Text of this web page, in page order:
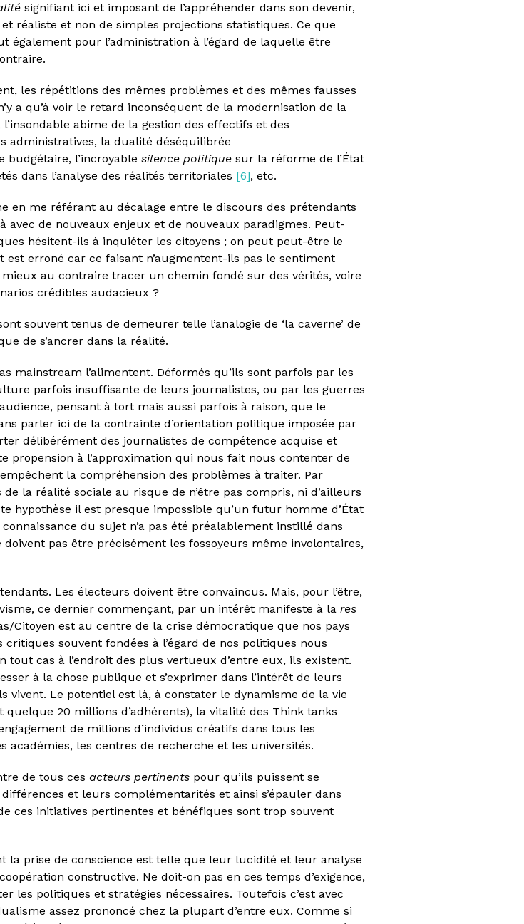
signifiant ici et imposant de l’appréhender dans son devenir,
réaliste et non de simples projections statistiques. Ce que
également pour l’administration à l’égard de laquelle être
les répétitions des mêmes problèmes et des mêmes fausses
a qu’à voir le retard inconséquent de la modernisation de la
abime de la gestion des effectifs et des
administratives, la dualité déséquilibrée
l’incroyable silence politique sur la réforme de l’État
dans l’analyse des réalités territoriales [6], etc.
en me référant au décalage entre le discours des prétendants
avec de nouveaux enjeux et de nouveaux paradigmes. Peut-
hésitent-ils à inquiéter les citoyens ; on peut peut-être le
erroné car ce faisant n’augmentent-ils pas le sentiment
au contraire tracer un chemin fondé sur des vérités, voire
crédibles audacieux ?
souvent tenus de demeurer telle l’analogie de ‘la caverne’ de
de s’ancrer dans la réalité.
mainstream l’alimentent. Déformés qu’ils sont parfois par les
parfois insuffisante de leurs journalistes, ou par les guerres
pensant à tort mais aussi parfois à raison, que le
parler ici de la contrainte d’orientation politique imposée par
délibérément des journalistes de compétence acquise et
propension à l’approximation qui nous fait nous contenter de
la compréhension des problèmes à traiter. Par
la réalité sociale au risque de n’être pas compris, ni d’ailleurs
hypothèse il est presque impossible qu’un futur homme d’État
du sujet n’a pas été préalablement instillé dans
doivent pas être précisément les fossoyeurs même involontaires,
Les électeurs doivent être convaincus. Mais, pour l’être,
ce dernier commençant, par un intérêt manifeste à la res
Citoyen est au centre de la crise démocratique que nos pays
souvent fondées à l’égard de nos politiques nous
cas à l’endroit des plus vertueux d’entre eux, ils existent.
à la chose publique et s’exprimer dans l’intérêt de leurs
Le potentiel est là, à constater le dynamisme de la vie
quelque 20 millions d’adhérents), la vitalité des Think tanks
de millions d’individus créatifs dans tous les
académies, les centres de recherche et les universités.
de tous ces acteurs pertinents pour qu’ils puissent se
et leurs complémentarités et ainsi s’épauler dans
ces initiatives pertinentes et bénéfiques sont trop souvent
la prise de conscience est telle que leur lucidité et leur analyse
constructive. Ne doit-on pas en ces temps d’exigence,
les politiques et stratégies nécessaires. Toutefois c’est avec
assez prononcé chez la plupart d’entre eux. Comme si